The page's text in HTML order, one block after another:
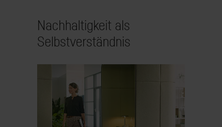
Nachhaltigkeit als
Selbstverständnis